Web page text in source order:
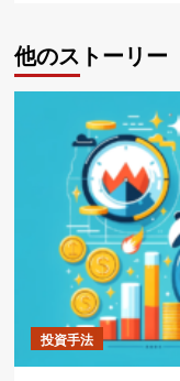
シ
ョ
ン
他のストーリー
投資手法